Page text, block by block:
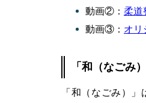
動画②： 柔道
動画③： オリ
「和（なごみ
「和（なごみ）